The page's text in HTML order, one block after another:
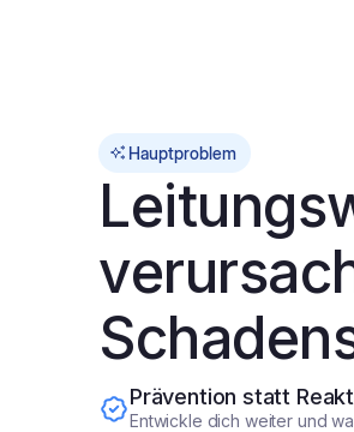
Hauptproblem
Prävention statt
Entwickle dich weiter und